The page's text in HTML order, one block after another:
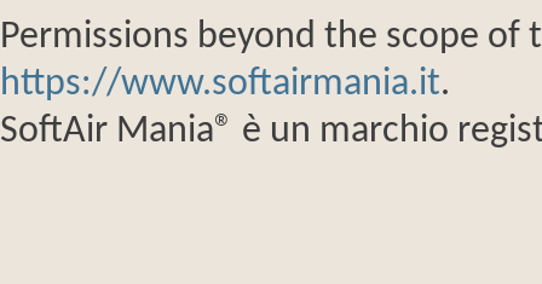
Permissions beyond the scope of
https://www.softairmania.it.
SoftAir Mania® è un marchio